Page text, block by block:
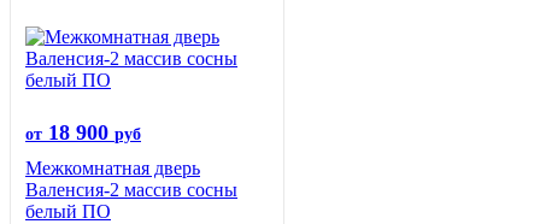
от 18 900 руб
Межкомнатная дверь
Валенсия-2 массив сосны
белый ПО